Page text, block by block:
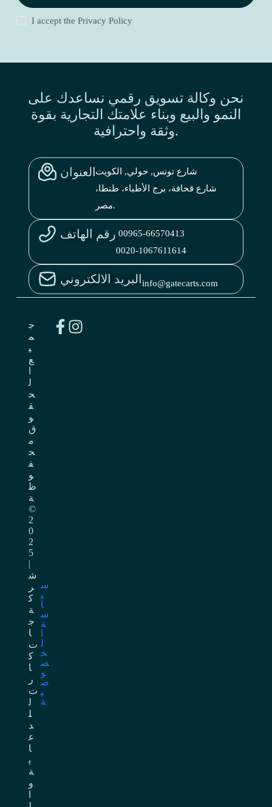
I accept thePrivacy Policy
نحن وكالة تسويق رقمي نساعدك على
النمو والبيع وبناء علامتك التجارية بقوة
وثقة واحترافية.
العنوان شارع تونس, حولي, الكويت
شارع قحافة، برج الأطباء، طنطا،
مصر.
رقم الهاتف 00965-66570413
0020-1067611614
البريد الالكترونيinfo@gatecarts.com
ج
م
ي
ع
ل
ح
ق
و
ق
م
ح
ف
و
ظ
ة
©
2
0
2
5
|
ش
ر
ك
ة
ج
ا
ت
ك
ا
ر
ت
ل
ل
د
ع
ا
ي
ة
و
س
ي
ا
س
ة
ل
خ
ص
و
ص
ي
ة